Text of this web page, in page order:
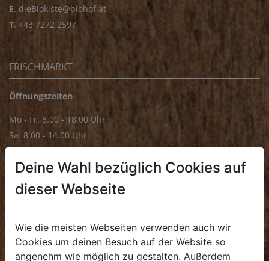
E. dieBiokiste@biohof.at
T. +43 7272 2597
FRISCHMARKT
Öffnungszeiten
Mo - Fr: 8.00 - 18.00 Uhr
Sa: 8.00 - 14.00 Uhr
Mo - Fr: 8.00 - 16.00 Uhr
. +43 7272 4859 70
Deine Wahl bezüglich Cookies auf
dieser Webseite
Wie die meisten Webseiten verwenden auch wir
Cookies um deinen Besuch auf der Website so
angenehm wie möglich zu gestalten. Außerdem